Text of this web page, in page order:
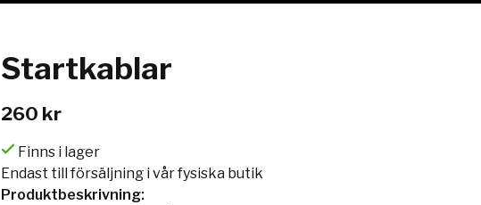
Startkablar
260 kr
Finns i lager
Endast till försäljning i vår fysiska butik
Produktbeskrivning: